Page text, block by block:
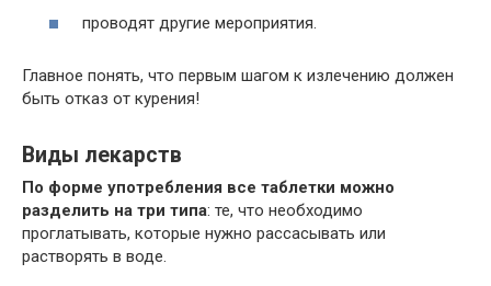
проводят другие мероприятия.
Главное понять, что первым шагом к излечению должен
быть отказ от курения!
Виды лекарств
По форме употребления все таблетки можно
разделить на три типа: те, что необходимо
проглатывать, которые нужно рассасывать или
растворять в воде.